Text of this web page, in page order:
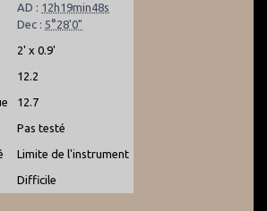
AD : 12h19min48s
Dec : 5°28'0"
2' x 0.9'
12.2
12.7
Pas testé
Limite de l'instrument
Difficile